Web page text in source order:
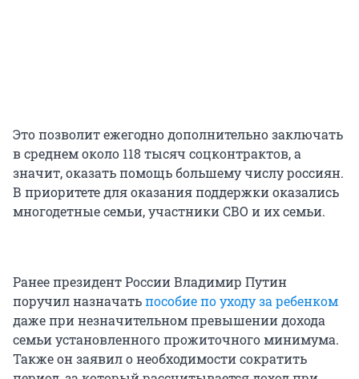
Это позволит ежегодно дополнительно заключать
в среднем около 118 тысяч соцконтрактов, а
значит, оказать помощь большему числу россиян.
В приоритете для оказания поддержки оказались
многодетные семьи, участники СВО и их семьи.
Ранее президент России Владимир Путин
поручил назначатьпособие по уходу за ребенком
даже при незначительном превышении дохода
семьи установленного прожиточного минимума.
Также он заявил о необходимости сократить